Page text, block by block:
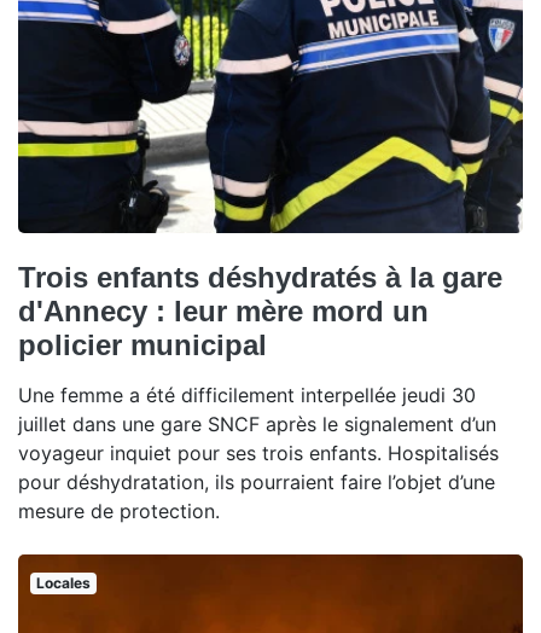
Trois enfants déshydratés à la gare
d'Annecy : leur mère mord un
policier municipal
Une femme a été difficilement interpellée jeudi 30
juillet dans une gare SNCF après le signalement d’un
voyageur inquiet pour ses trois enfants. Hospitalisés
pour déshydratation, ils pourraient faire l’objet d’une
mesure de protection.
Locales